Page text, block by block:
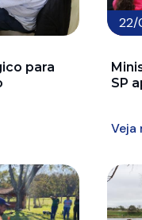
para
22/
SP
Veja